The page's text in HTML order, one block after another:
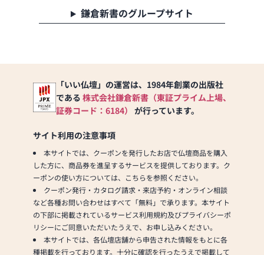
鎌倉新書のグループサイト
「いい仏壇」の運営は、1984年創業の出版社
である 株式会社鎌倉新書（東証プライム上場、
証券コード：6184） が行っています。
サイト利用の注意事項
本サイトでは、クーポンを発行したお店で仏壇商品を購入
した方に、商品券を進呈するサービスを提供しております。ク
ーポンの使い方については、こちらを参照ください。
クーポン発行・カタログ請求・来店予約・オンライン相談
など各種お問い合わせはすべて「無料」で承ります。本サイト
の下部に掲載されているサービス利用規約及びプライバシーポ
リシーにご同意いただいたうえで、お申し込みください。
本サイトでは、各仏壇店舗から申告された情報をもとに各
種掲載を行っております。十分に確認を行ったうえで掲載して